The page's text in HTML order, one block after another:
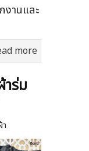
านและ
more
าร่ม